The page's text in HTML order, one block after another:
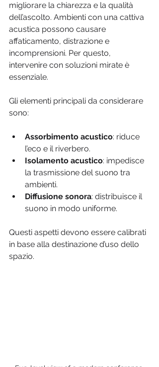
migliorare la chiarezza e la qualità
dell’ascolto. Ambienti con una cattiva
acustica possono causare
affaticamento, distrazione e
incomprensioni. Per questo,
intervenire con soluzioni mirate è
essenziale.
Gli elementi principali da considerare
sono:
Assorbimento acustico: riduce
l’eco e il riverbero.
Isolamento acustico: impedisce
la trasmissione del suono tra
ambienti.
Diffusione sonora: distribuisce il
suono in modo uniforme.
Questi aspetti devono essere calibrati
in base alla destinazione d’uso dello
spazio.